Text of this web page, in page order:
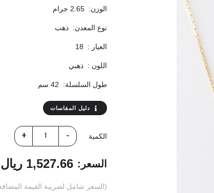
الوزن: 2.65 جرام
نوع المعدن: ذهب
العيار : 18
اللون : ذهبي
طول السلسلة: 42 سم
دليل المقاسات
الكمية
السعر: 1,527.66 ريال
(السعر شامل لضريبة القيمة المضافة: